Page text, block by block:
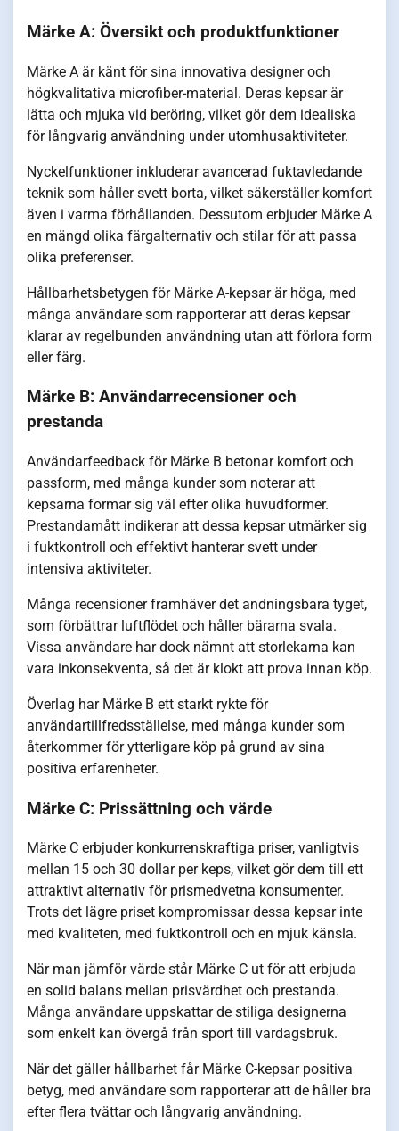
Märke A: Översikt och produktfunktioner
Märke A är känt för sina innovativa designer och
högkvalitativa microfiber-material. Deras kepsar är
lätta och mjuka vid beröring, vilket gör dem idealiska
för långvarig användning under utomhusaktiviteter.
Nyckelfunktioner inkluderar avancerad fuktavledande
teknik som håller svett borta, vilket säkerställer komfort
även i varma förhållanden. Dessutom erbjuder Märke A
en mängd olika färgalternativ och stilar för att passa
olika preferenser.
Hållbarhetsbetygen för Märke A-kepsar är höga, med
många användare som rapporterar att deras kepsar
klarar av regelbunden användning utan att förlora form
eller färg.
Märke B: Användarrecensioner och
prestanda
Användarfeedback för Märke B betonar komfort och
passform, med många kunder som noterar att
kepsarna formar sig väl efter olika huvudformer.
Prestandamått indikerar att dessa kepsar utmärker sig
i fuktkontroll och effektivt hanterar svett under
intensiva aktiviteter.
Många recensioner framhäver det andningsbara tyget,
som förbättrar luftflödet och håller bärarna svala.
Vissa användare har dock nämnt att storlekarna kan
vara inkonsekventa, så det är klokt att prova innan köp.
Överlag har Märke B ett starkt rykte för
användartillfredsställelse, med många kunder som
återkommer för ytterligare köp på grund av sina
positiva erfarenheter.
Märke C: Prissättning och värde
Märke C erbjuder konkurrenskraftiga priser, vanligtvis
mellan 15 och 30 dollar per keps, vilket gör dem till ett
attraktivt alternativ för prismedvetna konsumenter.
Trots det lägre priset kompromissar dessa kepsar inte
med kvaliteten, med fuktkontroll och en mjuk känsla.
När man jämför värde står Märke C ut för att erbjuda
en solid balans mellan prisvärdhet och prestanda.
Många användare uppskattar de stiliga designerna
som enkelt kan övergå från sport till vardagsbruk.
När det gäller hållbarhet får Märke C-kepsar positiva
betyg, med användare som rapporterar att de håller bra
efter flera tvättar och långvarig användning.